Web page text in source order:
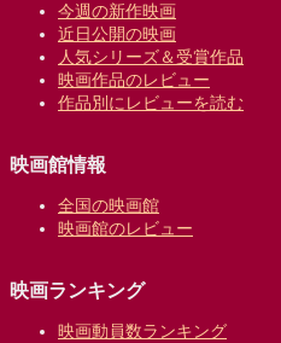
今週の新作映画
近日公開の映画
人気シリーズ＆受賞作品
映画作品のレビュー
作品別にレビューを読む
映画館情報
全国の映画館
映画館のレビュー
映画ランキング
映画動員数ランキング